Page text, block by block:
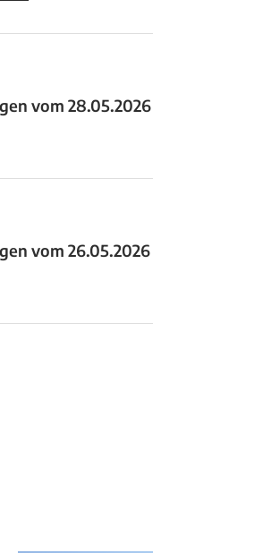
vom 28.05.2026
vom 26.05.2026